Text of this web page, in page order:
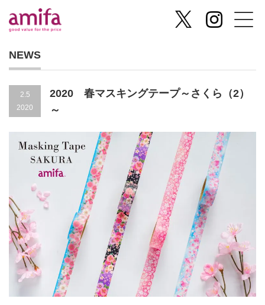
NEWS
2.5
2020
2020 春マスキングテープ～さくら（2）
～